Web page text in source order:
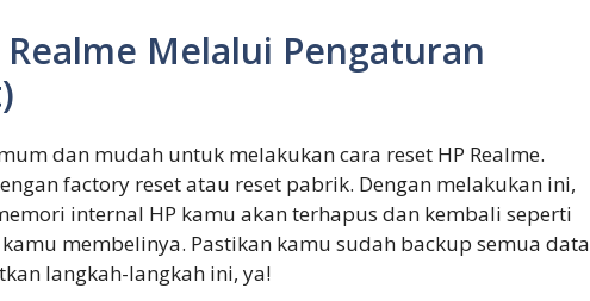
Realme Melalui Pengaturan
dan mudah untuk melakukan cara reset HP Realme.
factory reset atau reset pabrik. Dengan melakukan ini,
internal HP kamu akan terhapus dan kembali seperti
membelinya. Pastikan kamu sudah backup semua data
langkah-langkah ini, ya!